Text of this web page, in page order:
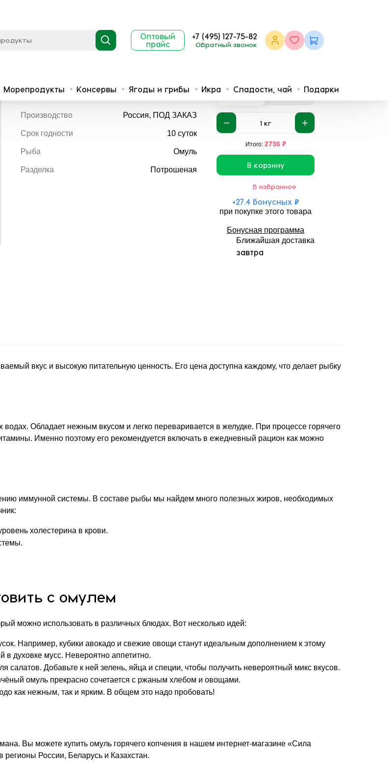
Оптовый
прайс
+7 (495) 127-75-82
Обратный звонок
Морепродукты Консервы Ягоды и грибы Икра Сладости, чай Подарки
Омуль г/к с/г в/у потр
Производство Россия, ПОД ЗАКАЗ
Срок годности 10 суток
Рыба Омуль
Разделка Потрошеная
2736₽/кг 2218 ₽/кг
1 кг
Итого: 2736 ₽
В корзину
В избранное
+27.4 бонусных ₽
при покупке этого товара
Бонусная программа
Ближайшая доставка
завтра
вкус и высокую питательную ценность. Его цена доступна каждому, что делает рыбку
Обладает нежным вкусом и легко переваривается в желудке. При процессе горячего
Именно поэтому его рекомендуется включать в ежедневный рацион как можно
иммунной системы. В составе рыбы мы найдем много полезных жиров, необходимых
холестерина в крови.
с омулем
можно использовать в различных блюдах. Вот несколько идей:
Например, кубики авокадо и свежие овощи станут идеальным дополнением к этому
в духовке мусс. Невероятно аппетитно.
салатов. Добавьте к ней зелень, яйца и специи, чтобы получить невероятный микс вкусов.
омуль прекрасно сочетается с ржаным хлебом и овощами.
как нежным, так и ярким. В общем это надо пробовать!
Вы можете купить омуль горячего копчения в нашем интернет-магазине «Сила
регионы России, Беларусь и Казахстан.